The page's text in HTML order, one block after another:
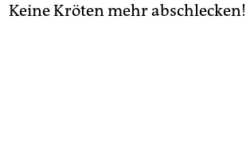
Keine Kröten mehr abschlecken!